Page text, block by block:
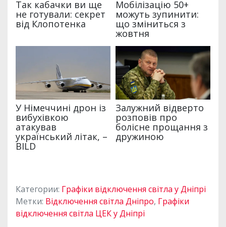
Категории: Графіки відключення світла у Дніпрі
Метки: Відключення світла Дніпро, Графіки
відключення світла ЦЕК у Дніпрі